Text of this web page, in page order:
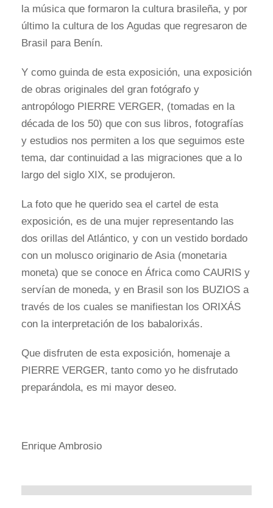
la música que formaron la cultura brasileña, y por
último la cultura de los Agudas que regresaron de
Brasil para Benín.
Y como guinda de esta exposición, una exposición
de obras originales del gran fotógrafo y
antropólogo PIERRE VERGER, (tomadas en la
década de los 50) que con sus libros, fotografías
y estudios nos permiten a los que seguimos este
tema, dar continuidad a las migraciones que a lo
largo del siglo XIX, se produjeron.
La foto que he querido sea el cartel de esta
exposición, es de una mujer representando las
dos orillas del Atlántico, y con un vestido bordado
con un molusco originario de Asia (monetaria
moneta) que se conoce en África como CAURIS y
servían de moneda, y en Brasil son los BUZIOS a
través de los cuales se manifiestan los ORIXÁS
con la interpretación de los babalorixás.
Que disfruten de esta exposición, homenaje a
PIERRE VERGER, tanto como yo he disfrutado
preparándola, es mi mayor deseo.
Enrique Ambrosio